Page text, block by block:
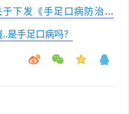
下发《手足口病防治光
是手足口病吗？